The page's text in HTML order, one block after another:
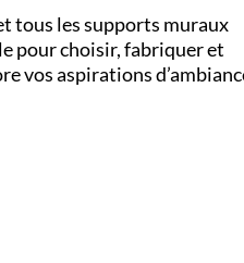
tous les supports muraux
pour choisir, fabriquer et
vos aspirations